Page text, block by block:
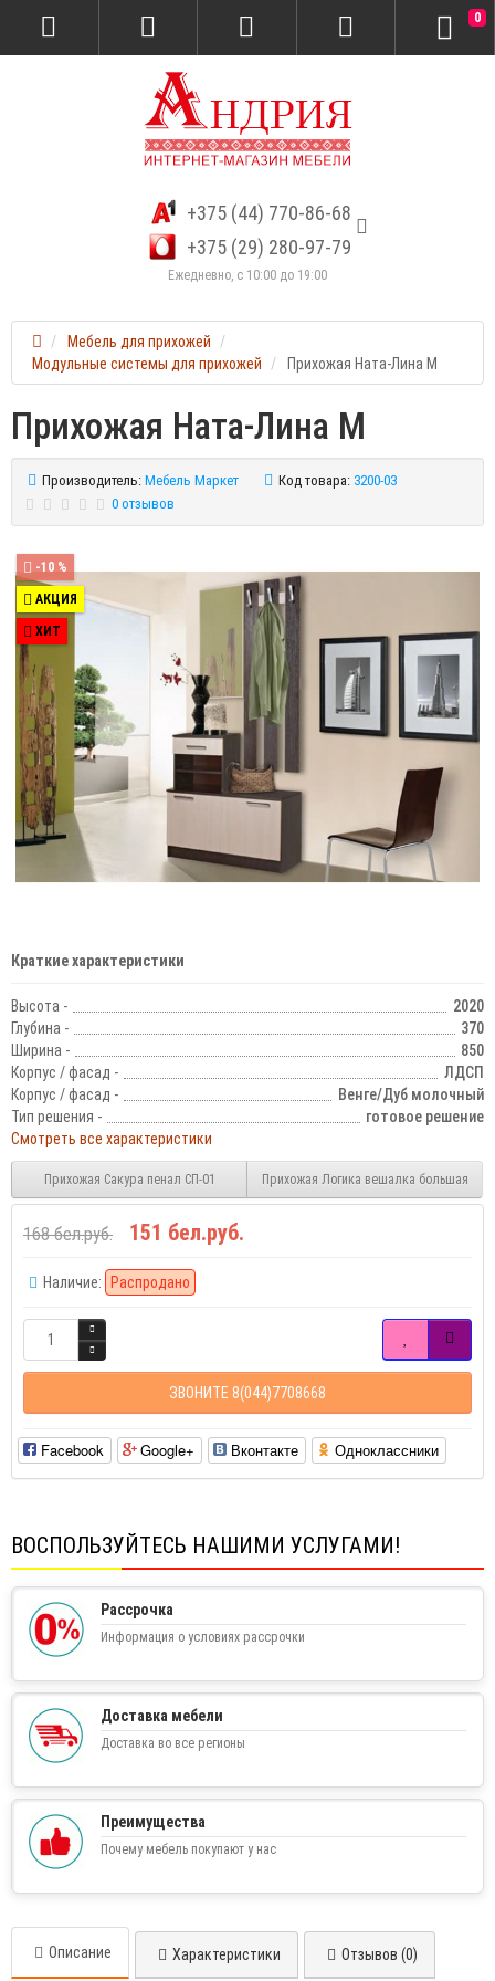
+375 (44) 770-86-68
+375 (29) 280-97-79
Ежедневно, с 10:00 до 19:00
0
Мебель для прихожей
Модульные системы для прихожей
Прихожая Ната-Лина М
Прихожая Ната-Лина М
Производитель: Мебель Маркет Код товара: 3200-03
0 отзывов
-10 %
АКЦИЯ
ХИТ
Краткие характеристики
Высота -
2020
Глубина -
370
Ширина -
850
Корпус / фасад -
ЛДСП
Корпус / фасад -
Венге/Дуб молочный
Тип решения -
готовое решение
Смотреть все характеристики
Прихожая Сакура пенал СП-01 Прихожая Логика вешалка большая
168 бел.руб. 151 бел.руб.
Наличие: Распродано
ЗВОНИТЕ 8(044)7708668
Facebook Google+ Вконтакте Одноклассники
ВОСПОЛЬЗУЙТЕСЬ НАШИМИ УСЛУГАМИ!
Рассрочка
Информация о условиях рассрочки
Доставка мебели
Доставка во все регионы
Преимущества
Почему мебель покупают у нас
Описание Характеристики Отзывов (0)